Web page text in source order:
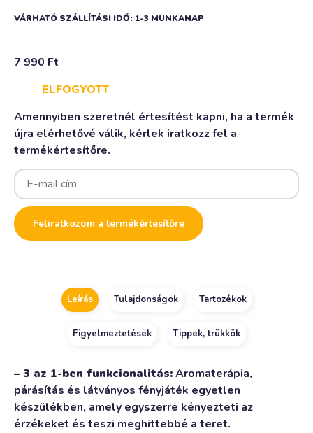
VÁRHATÓ SZÁLLÍTÁSI IDŐ: 1-3 MUNKANAP
7 990 Ft
ELFOGYOTT
Amennyiben szeretnél értesítést kapni, ha a termék
újra elérhetővé válik, kérlek iratkozz fel a
termékértesítőre.
Enter
your
email
address
to
join
the
Feliratkozom a termékértesítőre
Leírás Tulajdonságok Tartozékok
Figyelmeztetések Tippek, trükkök
– 3 az 1-ben funkcionalitás:Aromaterápia,
párásítás és látványos fényjáték egyetlen
készülékben, amely egyszerre kényezteti az
érzékeket és teszi meghittebbé a teret.